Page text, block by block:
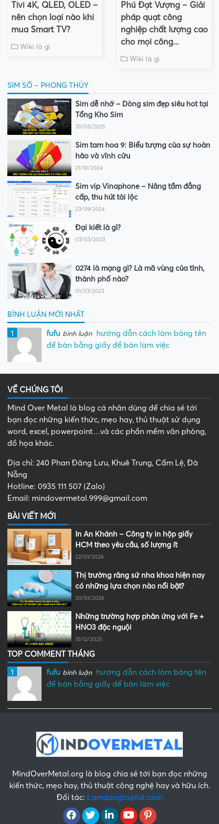
Tivi 4K, QLED, OLED –
nên chọn loại nào khi
mua Smart TV?
Wiki là gì
Phú Đạt Vượng – Giải
pháp quạt công
nghiệp chất lượng cao
cho mọi công...
Wiki là gì
SIM SỐ – PHONG THỦY
Sim dễ nhớ – Dòng sim đẹp siêu hot tại
Tổng Kho Sim
30/05/2025
Sim tam hoa 9: Biểu tượng của sự hoàn
hảo và vĩnh cửu
21/10/2024
Sim vip Vinaphone – Nâng tầm đẳng
cấp, thu hút tài lộc
23/09/2024
Đại kiết là gì?
03/03/2023
0274 là mạng gì? Là mã vùng của tỉnh,
thành phố nào?
01/03/2023
BÌNH LUẬN MỚI NHẤT
1 fufu bình luận
hướng dẫn cách làm bảng tên
để bàn bằng giấy để bàn làm việc
VỀ CHÚNG TÔI
Mind Over Metal là blog cá nhân dùng để chia sẻ tới
bạn đọc những kiến thức, mẹo hay, thủ thuật sử dụng
word, excel, powerpoint…và các phần mềm văn phòng,
đồ họa khác.
Địa chỉ: 240 Phan Đăng Lưu, Khuê Trung, Cẩm Lệ, Đà
Nẵng
Hotline: 0935 111 507 (Zalo)
Email: mindovermetal.999@gmail.com
BÀI VIẾT MỚI
In An Khánh – Công ty in hộp giấy
HCM theo yêu cầu, số lượng ít
22/01/2026
Thị trường răng sứ nha khoa hiện nay
có những lựa chọn nào nổi bật?
20/01/2026
Những trường hợp phản ứng với Fe +
HNO3 đặc nguội
15/12/2025
TOP COMMENT THÁNG
1 fufu bình luận
hướng dẫn cách làm bảng tên
để bàn bằng giấy để bàn làm việc
MindOverMetal.org là blog chia sẻ tới bạn đọc những
kiến thức, mẹo hay, thủ thuật công nghệ hay và hữu ích.
Đối tác: Lamdongtoplist.com